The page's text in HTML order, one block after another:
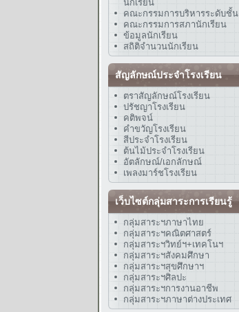
นักเรียน
คณะกรรมการบริหารระดับชั้น
คณะกรรมการสภานักเรียน
ข้อมูลนักเรียน
สถิติจำนวนนักเรียน
สัญลักษณ์ประจำโรงเรียน
ตราสัญลักษณ์โรงเรียน
ปรัชญาโรงเรียน
คติพจน์
คำขวัญโรงเรียน
สีประจำโรงเรียน
ต้นไม้ประจำโรงเรียน
อัตลักษณ์/เอกลักษณ์
เพลงมาร์ชโรงเรียน
เว็บไซต์กลุ่มสาระการเรียนรู้
กลุ่มสาระฯภาษาไทย
กลุ่มสาระฯคณิตศาสตร์
กลุ่มสาระฯวิทย์ฯ+เทคโนฯ
กลุ่มสาระฯสังคมศึกษา
กลุ่มสาระฯสุขศึกษาฯ
กลุ่มสาระฯศิลปะ
กลุ่มสาระฯการงานอาชีพ
กลุ่มสาระฯภาษาต่างประเทศ